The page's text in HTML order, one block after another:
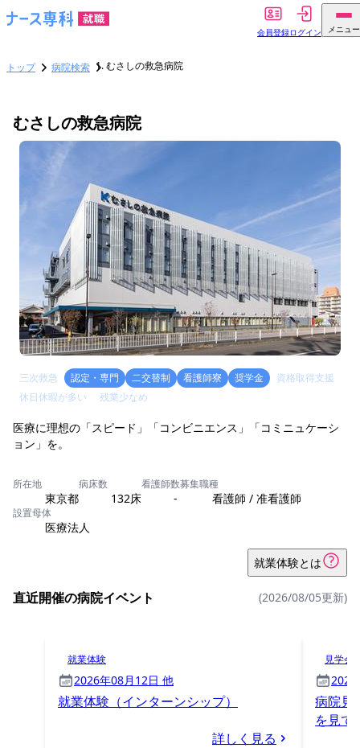
会員登録ログイン メニュー
トップ 病院検索 むさしの救急病院
むさしの救急病院
三次救急 認定・専門 二交替制 看護師寮 奨学金
資格取得支援
休日休暇が多い
残業少なめ
医療に理想の「スピード」「コンビニエンス」「コミニュケーシ
所在地
東京都
病床数
132床
看護師数
-
募集職種
看護師 / 准看護師
設置母体
医療法人
就業体験とは
直近開催の病院イベント (2026/08/05更新)
就業体験
2026年08月12日 他
就業体験（インターンシップ）
詳しく見る
見学会
2026
病院見
を見て